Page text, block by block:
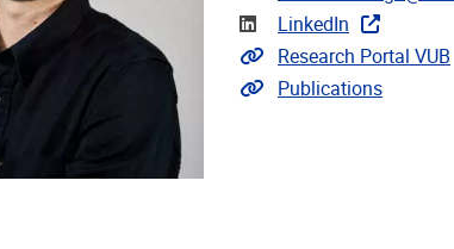
LinkedIn
LinkedIn
Link naar CRIS
Research Portal VUB
Link naar publicaties
Publications